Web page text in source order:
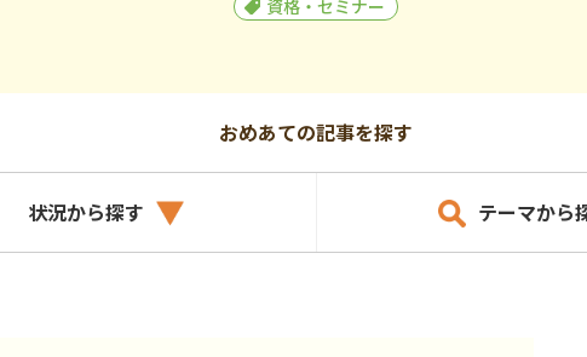
資格・セミナー
おめあての記事を探す
状況から探す テーマから